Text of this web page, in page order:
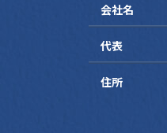
会社名
代表
住所